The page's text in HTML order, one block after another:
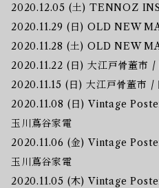
2020.12.05 (土) TENNOZ
2020.11.29 (日) OLD NEW
2020.11.28 (土) OLD NEW
2020.11.22 (日) 大江戸骨董市 /
2020.11.15 (日) 大江戸骨董市 /
2020.11.08 (日) Vintage
玉川蔦谷家電
2020.11.06 (金) Vintage
玉川蔦谷家電
2020.11.05 (木) Vintage